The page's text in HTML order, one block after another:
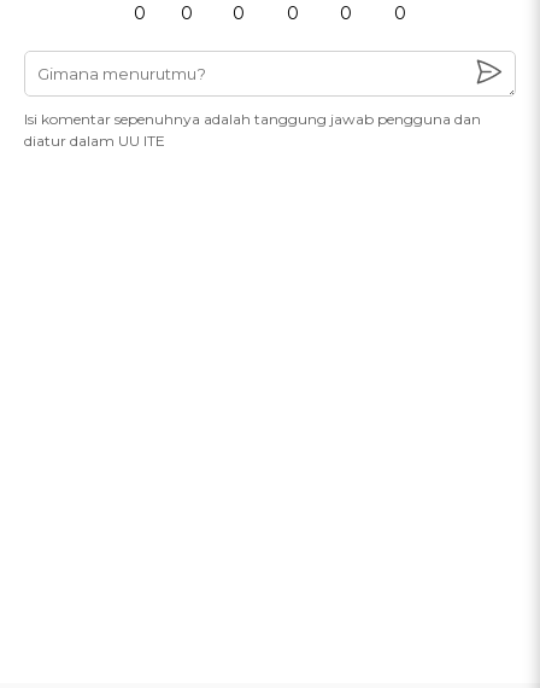
0 0 0 0 0 0
Isi komentar sepenuhnya adalah tanggung jawab pengguna dan
diatur dalam UU ITE